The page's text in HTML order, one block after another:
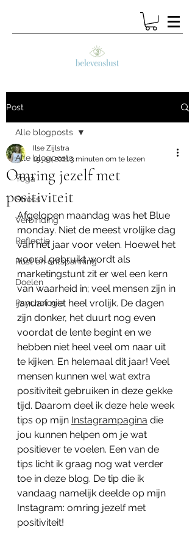
Post
Alle blogposts
Yoga
Stress
Verbinding
Reflectie
Rust en ontspanning
Doelen
Psychologie
Alle blogposts
Omring jezelf met
positiviteit
Ilse Zijlstra
19 jan 20213 minuten om te lezen
Afgelopen maandag was het Blue
monday. Niet de meest vrolijke dag
van het jaar voor velen. Hoewel het
vooral gebruikt wordt als
marketingstunt zit er wel een kern
van waarheid in; veel mensen zijn in
januari niet heel vrolijk. De dagen
zijn donker, het duurt nog even
voordat de lente begint en we
hebben niet heel veel om naar uit
te kijken. En helemaal dit jaar! Veel
mensen kunnen wel wat extra
positiviteit gebruiken in deze gekke
tijd. Daarom deel ik deze hele week
tips op mijn Instagrampagina die
jou kunnen helpen om je wat
positiever te voelen. Een van de
tips licht ik graag nog wat verder
toe in deze blog. De tip die ik
vandaag namelijk deelde op mijn
Instagram: omring jezelf met
positiviteit!